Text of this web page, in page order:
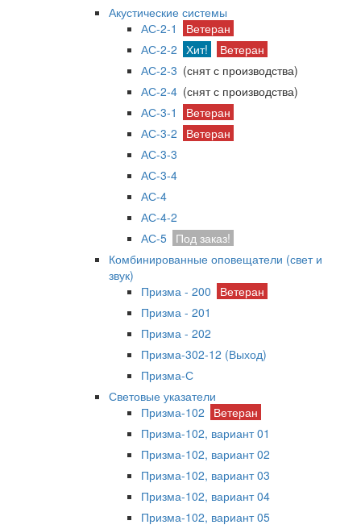
Акустические системы
АС-2-1
Ветеран
АС-2-2 Хит!
Ветеран
АС-2-3 (снят с производства)
АС-2-4 (снят с производства)
АС-3-1
Ветеран
АС-3-2
Ветеран
АС-3-3
АС-3-4
АС-4
АС-4-2
АС-5 Под заказ!
Комбинированные оповещатели (свет и
звук)
Призма - 200
Ветеран
Призма - 201
Призма - 202
Призма-302-12 (Выход)
Призма-С
Световые указатели
Призма-102
Ветеран
Призма-102, вариант 01
Призма-102, вариант 02
Призма-102, вариант 03
Призма-102, вариант 04
Призма-102, вариант 05